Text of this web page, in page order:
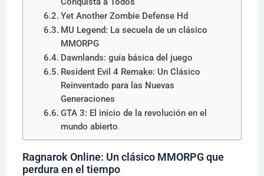
Yet Another Zombie Defense Hd
MU Legend: La secuela de un clásico
MMORPG
Dawnlands: guía básica del juego
Resident Evil 4 Remake: Un Clásico
Reinventado para las Nuevas
Generaciones
GTA 3: El inicio de la revolución en el
mundo abierto
Ragnarok Online: Un clásico MMORPG que
perdura en el tiempo